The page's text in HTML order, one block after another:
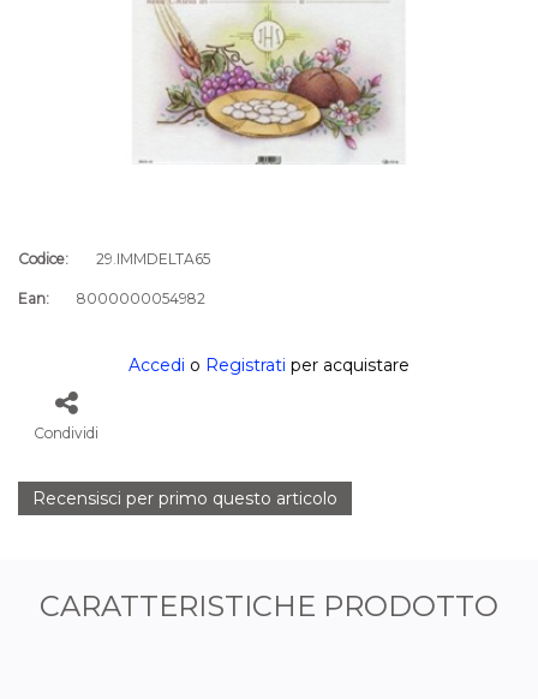
Codice: 29.IMMDELTA65
Ean: 8000000054982
Accedi o Registrati per acquistare
Condividi
Recensisci per primo questo articolo
CARATTERISTICHE PRODOTTO